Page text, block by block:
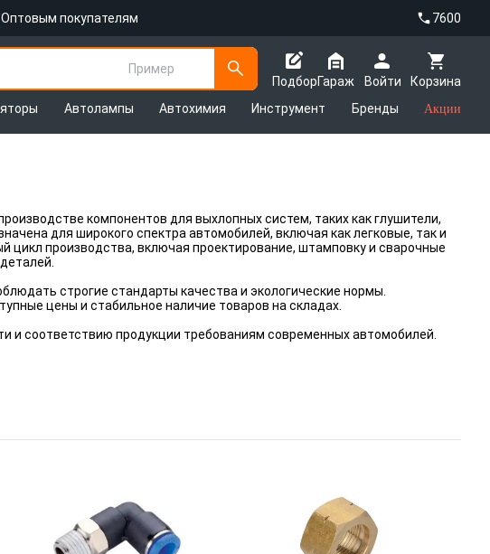
Оптовым покупателям 7600
Пример
Подбор
Корзина
Гараж
Войти
Автолампы Автохимия Инструмент Бренды Акции
компонентов для выхлопных систем, таких как глушители,
для широкого спектра автомобилей, включая как легковые, так и
производства, включая проектирование, штамповку и сварочные
строгие стандарты качества и экологические нормы.
цены и стабильное наличие товаров на складах.
и соответствию продукции требованиям современных автомобилей.